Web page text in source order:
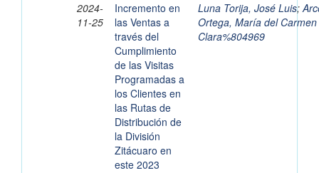
2024-
11-25
Incremento en
las Ventas a
través del
Cumplimiento
de las Visitas
Programadas a
los Clientes en
las Rutas de
Distribución de
la División
Zitácuaro en
este 2023
Luna Torija, José Luis;
Ortega, María del Carmen
Clara%804969